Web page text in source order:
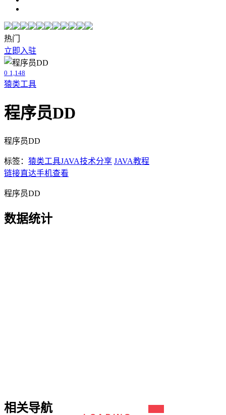
热门
立即入驻
0 1,148
猿类工具
程序员DD
程序员DD
标签： 猿类工具JAVA技术分享 JAVA教程
链接直达手机查看
程序员DD
数据统计
相关导航